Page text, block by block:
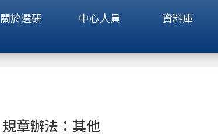
關於選研 中心人員 資料庫
規章辦法：其他